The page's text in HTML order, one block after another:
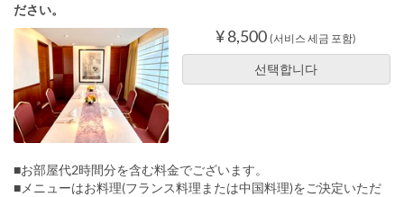
ださい。
¥ 8,500 (서비스 세금 포함)
선택합니다
■お部屋代2時間分を含む料金でございます。
■メニューはお料理(フランス料理または中国料理)をご決定いただ